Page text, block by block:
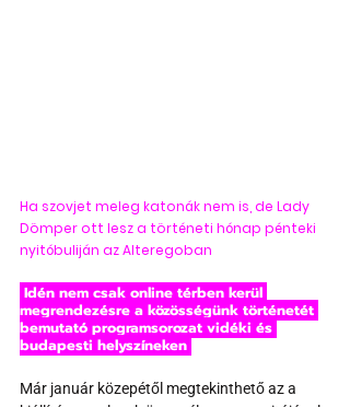
Ha szovjet meleg katonák nem is, de Lady
Dömper ott lesz a történeti hónap pénteki
nyitóbuliján az Alteregoban
megrendezésre a közösségünk történetét
bemutató programsorozat vidéki és
budapesti helyszíneken
Már január közepétől megtekinthető az a